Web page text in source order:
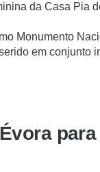
da Casa Pia
Monumento
em conjunto